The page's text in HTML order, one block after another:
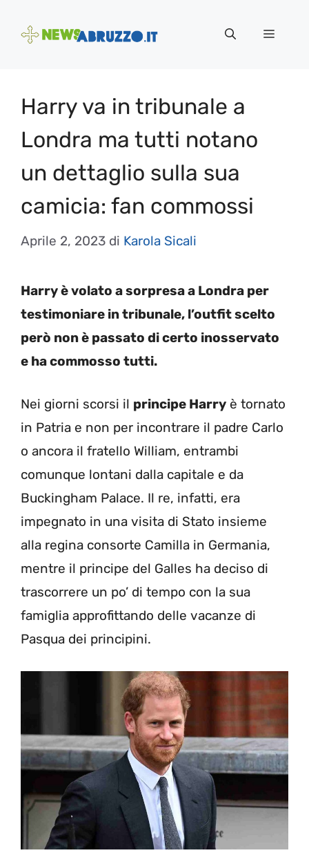
Menu
Harry va in tribunale a
Londra ma tutti notano
un dettaglio sulla sua
camicia: fan commossi
Aprile 2, 2023 di Karola Sicali
Harry è volato a sorpresa a Londra per
testimoniare in tribunale, l’outfit scelto
però non è passato di certo inosservato
e ha commosso tutti.
Nei giorni scorsi il principe Harry è tornato
in Patria e non per incontrare il padre Carlo
o ancora il fratello William, entrambi
comunque lontani dalla capitale e da
Buckingham Palace. Il re, infatti, era
impegnato in una visita di Stato insieme
alla regina consorte Camilla in Germania,
mentre il principe del Galles ha deciso di
trascorrere un po’ di tempo con la sua
famiglia approfittando delle vacanze di
Pasqua dei principini.